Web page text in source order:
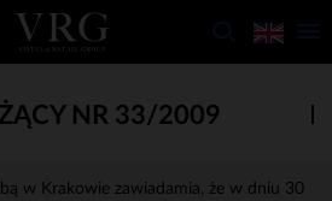
NR 33/2009
w Krakowie zawiadamia, że w dniu 30